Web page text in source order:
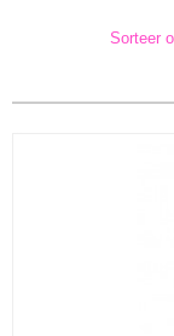
Sorteer